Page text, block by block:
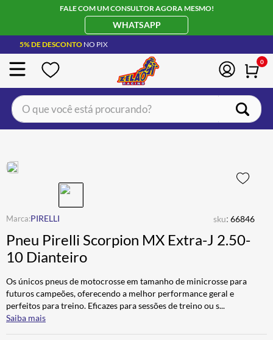
FALE COM UM CONSULTOR AGORA MESMO!
WHATSAPP
5% DE DESCONTO NO PIX
0
O que você está procurando?
PIRELLI sku: 66846
Pneu Pirelli Scorpion MX Extra-J 2.50-
10 Dianteiro
Os únicos pneus de motocrosse em tamanho de minicrosse para
futuros campeões, oferecendo a melhor performance geral e
perfeitos para treino. Eficazes para sessões de treino ou s...
Saiba mais
JAQUETA
4º ÓCULOS SOLAR
5º LUVA
6º BAU
7º ALPINESTAR
8º CALÇA
9º BOTAS